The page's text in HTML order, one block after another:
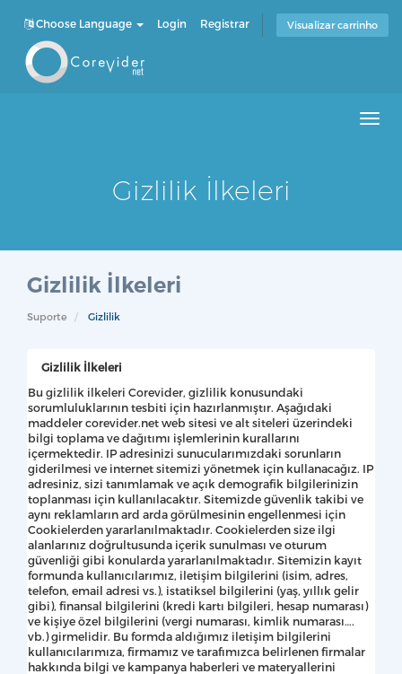
Choose Language Login Registrar Visualizar carrinho
Gizlilik İlkeleri
Gizlilik İlkeleri
Suporte Gizlilik
Gizlilik İlkeleri
Bu gizlilik ilkeleri Corevider, gizlilik konusundaki
sorumluluklarının tesbiti için hazırlanmıştır. Aşağıdaki
maddeler corevider.net web sitesi ve alt siteleri üzerindeki
bilgi toplama ve dağıtımı işlemlerinin kurallarını
içermektedir. IP adresinizi sunucularımızdaki sorunların
giderilmesi ve internet sitemizi yönetmek için kullanacağız. IP
adresiniz, sizi tanımlamak ve açık demografik bilgilerinizin
toplanması için kullanılacaktır. Sitemizde güvenlik takibi ve
aynı reklamların ard arda görülmesinin engellenmesi için
Cookielerden yararlanılmaktadır. Cookielerden size ilgi
alanlarınız doğrultusunda içerik sunulması ve oturum
güvenliği gibi konularda yararlanılmaktadır. Sitemizin kayıt
formunda kullanıcılarımız, iletişim bilgilerini (isim, adres,
telefon, email adresi vs.), istatiksel bilgilerini (yaş, yıllık gelir
gibi), finansal bilgilerini (kredi kartı bilgileri, hesap numarası)
ve kişiye özel bilgilerini (vergi numarası, kimlik numarası….
vb.) girmelidir. Bu formda aldığımız iletişim bilgilerini
kullanıcılarımıza, firmamız ve tarafımızca belirlenen firmalar
hakkında bilgi ve kampanya haberleri ve materyallerini